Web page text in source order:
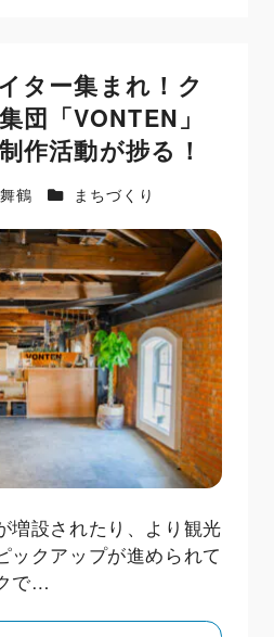
ター集まれ！ク
団「VONTEN」
作活動が捗る！
鶴 まちづくり
増設されたり、より観光
ックアップが進められて
で…